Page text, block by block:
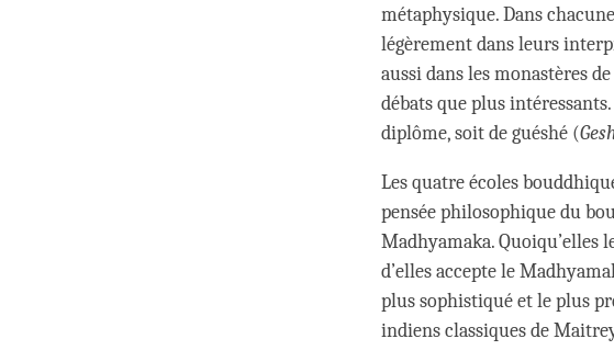
métaphysique. Dans
légèrement dans leurs
aussi dans les monastères
débats que plus
diplôme, soit de guéshé (
Les quatre écoles
pensée philosophique du
Madhyamaka. Quoiqu’elles
d’elles accepte le
plus sophistiqué et le plus
indiens classiques de